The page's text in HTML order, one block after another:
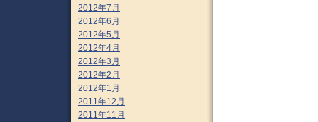
2012年7月
2012年6月
2012年5月
2012年4月
2012年3月
2012年2月
2012年1月
2011年12月
2011年11月